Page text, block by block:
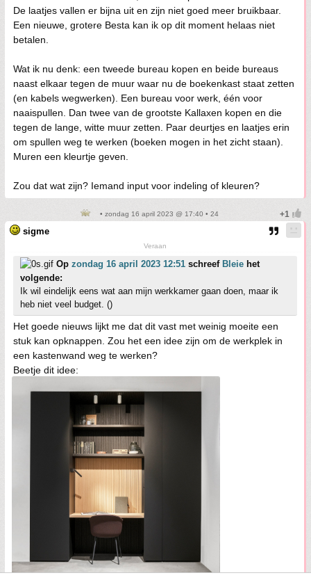
De laatjes vallen er bijna uit en zijn niet goed meer bruikbaar.
Een nieuwe, grotere Besta kan ik op dit moment helaas niet
betalen.
Wat ik nu denk: een tweede bureau kopen en beide bureaus
naast elkaar tegen de muur waar nu de boekenkast staat zetten
(en kabels wegwerken). Een bureau voor werk, één voor
naaispullen. Dan twee van de grootste Kallaxen kopen en die
tegen de lange, witte muur zetten. Paar deurtjes en laatjes erin
om spullen weg te werken (boeken mogen in het zicht staan).
Muren een kleurtje geven.
Zou dat wat zijn? Iemand input voor indeling of kleuren?
• zondag 16 april 2023 @ 17:40 • 24
sigme
Veraan
Op zondag 16 april 2023 12:51 schreef Bleie het
volgende:
Ik wil eindelijk eens wat aan mijn werkkamer gaan doen, maar ik
heb niet veel budget. ()
Het goede nieuws lijkt me dat dit vast met weinig moeite een
stuk kan opknappen. Zou het een idee zijn om de werkplek in
een kastenwand weg te werken?
Beetje dit idee: